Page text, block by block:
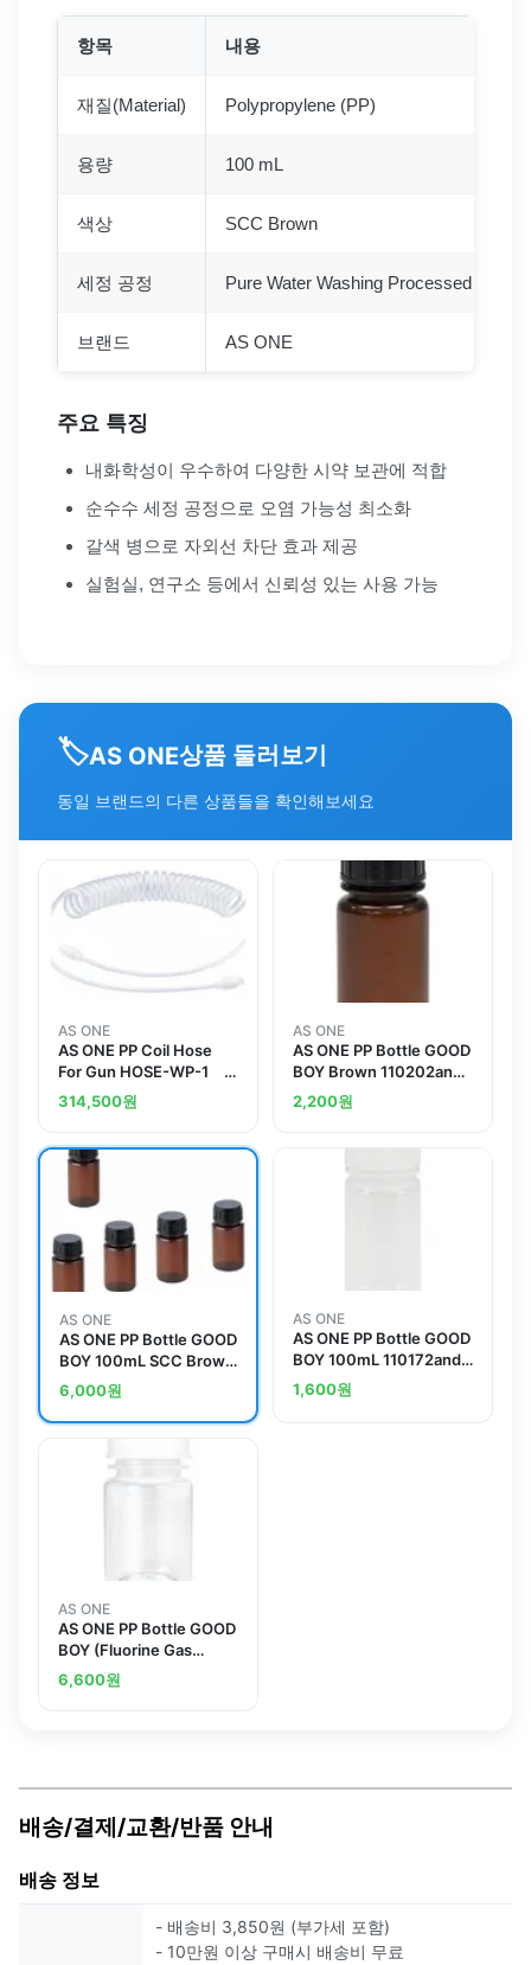
항목 내용
재질(Material) Polypropylene (PP)
용량 100 mL
색상 SCC Brown
세정 공정 Pure Water Washing Processed
브랜드 AS ONE
주요 특징
내화학성이 우수하여 다양한 시약 보관에 적합
순수수 세정 공정으로 오염 가능성 최소화
갈색 병으로 자외선 차단 효과 제공
실험실, 연구소 등에서 신뢰성 있는 사용 가능
🏷️AS ONE상품 둘러보기
동일 브랜드의 다른 상품들을 확인해보세요
AS ONE
AS ONE PP Coil Hose
For Gun HOSE-WP-1
HOSE-WP-1
314,500원
AS ONE
AS ONE PP Bottle GOOD
BOY Brown 110202and
others
2,200원
AS ONE
AS ONE PP Bottle GOOD
BOY 100mL SCC Brown
(Pure Water Washing
Processed)and others
6,000원
AS ONE
AS ONE PP Bottle GOOD
BOY 100mL 110172and
others
1,600원
AS ONE
AS ONE PP Bottle GOOD
BOY (Fluorine Gas
Surface Treatment) and
others
6,600원
배송/결제/교환/반품 안내
배송 정보
- 배송비 3,850원 (부가세 포함)
- 10만원 이상 구매시 배송비 무료